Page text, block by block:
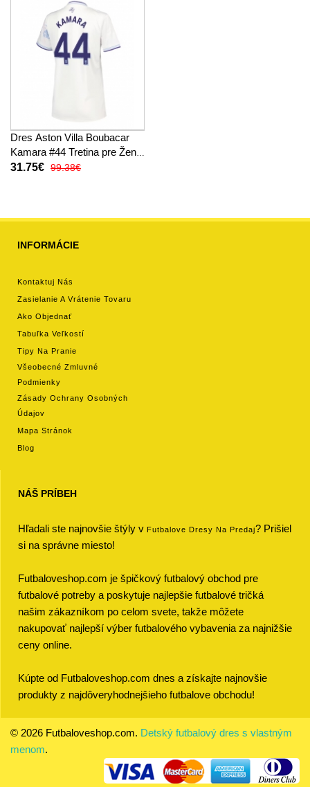
Dres Aston Villa Boubacar
Kamara #44 Tretina pre Ženy
2025-26 Krátky Rukáv
31.75€ 99.38€
INFORMÁCIE
Kontaktuj Nás
Zasielanie A Vrátenie Tovaru
Ako Objednať
Tabuľka Veľkostí
Tipy Na Pranie
Všeobecné Zmluvné
Podmienky
Zásady Ochrany Osobných
Údajov
Mapa Stránok
Blog
NÁŠ PRÍBEH
Hľadali ste najnovšie štýly v Futbalove Dresy Na Predaj? Prišiel
si na správne miesto!
Futbaloveshop.com je špičkový futbalový obchod pre
futbalové potreby a poskytuje najlepšie futbalové tričká
našim zákazníkom po celom svete, takže môžete
nakupovať najlepší výber futbalového vybavenia za najnižšie
ceny online.
Kúpte od Futbaloveshop.com dnes a získajte najnovšie
produkty z najdôveryhodnejšieho futbalove obchodu!
© 2026 Futbaloveshop.com. Detský futbalový dres s vlastným
menom.